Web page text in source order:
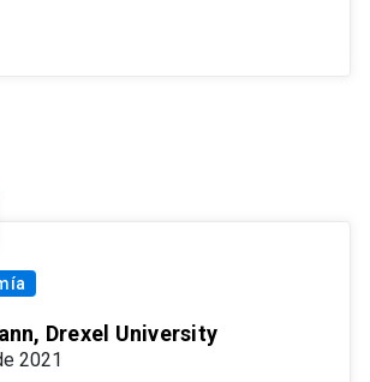
Drexel University
2021